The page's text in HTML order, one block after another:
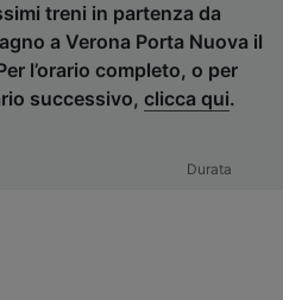
treni in partenza da
a Verona Porta Nuova il
l’orario completo, o per
successivo, clicca qui.
Durata